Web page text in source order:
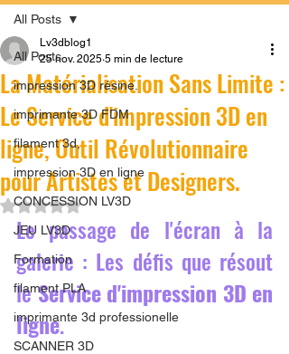
All Posts
impression 3D résine.
imprimante 3D FDM
filament 3d,
impression 3D en ligne
CONCESSION LV3D
JEU LV3D
Formation
filament PLA
imprimante 3d professionelle
SCANNER 3D
All Posts
La Matérialisation Sans Limite :
Le Service d'impression 3D en
ligne, Outil Révolutionnaire
pour Artistes et Designers.
Lv3dblog1
25 nov. 2025 5 min de lecture
Noté NaN étoiles sur 5.
Le passage de l'écran à la
galerie : Les défis que résout
le Service d'impression 3D en
ligne.